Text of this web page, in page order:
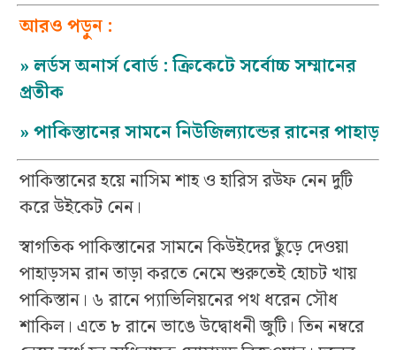
আরও পড়ুন :
»লর্ডস অনার্স বোর্ড : ক্রিকেটে সর্বোচ্চ সম্মানের
প্রতীক
»পাকিস্তানের সামনে নিউজিল্যান্ডের রানের পাহাড়
পাকিস্তানের হয়ে নাসিম শাহ ও হারিস রউফ নেন দুটি
করে উইকেট নেন।
স্বাগতিক পাকিস্তানের সামনে কিউইদের ছুঁড়ে দেওয়া
পাহাড়সম রান তাড়া করতে নেমে শুরুতেই হোচট খায়
পাকিস্তান। ৬ রানে প্যাভিলিয়নের পথ ধরেন সৌধ
শাকিল। এতে ৮ রানে ভাঙে উদ্বোধনী জুটি। তিন নম্বরে